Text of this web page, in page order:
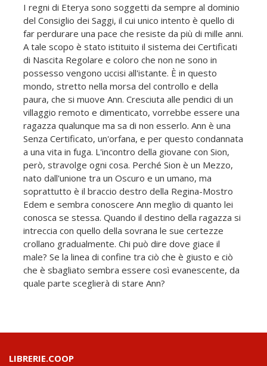
I regni di Eterya sono soggetti da sempre al dominio
del Consiglio dei Saggi, il cui unico intento è quello di
far perdurare una pace che resiste da più di mille anni.
A tale scopo è stato istituito il sistema dei Certificati
di Nascita Regolare e coloro che non ne sono in
possesso vengono uccisi all'istante. È in questo
mondo, stretto nella morsa del controllo e della
paura, che si muove Ann. Cresciuta alle pendici di un
villaggio remoto e dimenticato, vorrebbe essere una
ragazza qualunque ma sa di non esserlo. Ann è una
Senza Certificato, un'orfana, e per questo condannata
a una vita in fuga. L'incontro della giovane con Sion,
però, stravolge ogni cosa. Perché Sion è un Mezzo,
nato dall'unione tra un Oscuro e un umano, ma
soprattutto è il braccio destro della Regina-Mostro
Edem e sembra conoscere Ann meglio di quanto lei
conosca se stessa. Quando il destino della ragazza si
intreccia con quello della sovrana le sue certezze
crollano gradualmente. Chi può dire dove giace il
male? Se la linea di confine tra ciò che è giusto e ciò
che è sbagliato sembra essere così evanescente, da
quale parte sceglierà di stare Ann?
LIBRERIE.COOP